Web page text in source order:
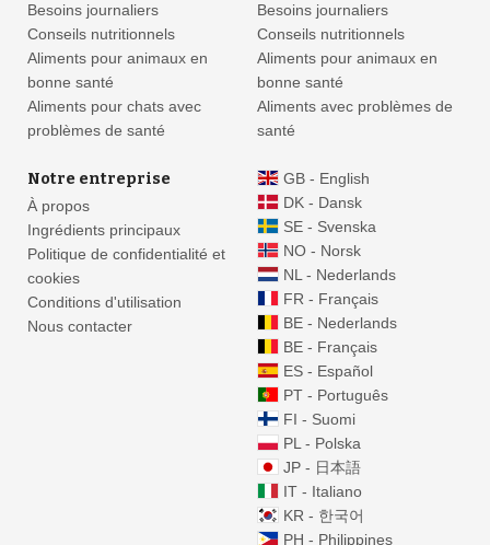
Besoins journaliers
Conseils nutritionnels
Aliments pour animaux en
bonne santé
Aliments pour chats avec
problèmes de santé
Besoins journaliers
Conseils nutritionnels
Aliments pour animaux en
bonne santé
Aliments avec problèmes de
santé
Notre entreprise
À propos
Ingrédients principaux
Politique de confidentialité et
cookies
Conditions d'utilisation
Nous contacter
GB - English
DK - Dansk
SE - Svenska
NO - Norsk
NL - Nederlands
FR - Français
BE - Nederlands
BE - Français
ES - Español
PT - Português
FI - Suomi
PL - Polska
JP - 日本語
IT - Italiano
KR - 한국어
PH - Philippines